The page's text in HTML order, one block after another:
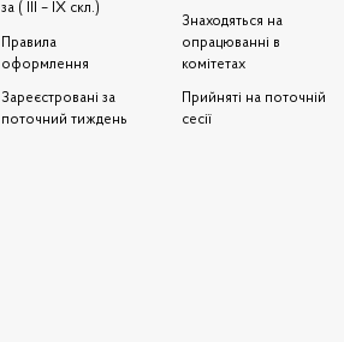
за ( III – IX скл.)
Правила
оформлення
Зареєстровані за
поточний тиждень
Знаходяться на
опрацюванні в
комітетах
Прийняті на поточній
сесії